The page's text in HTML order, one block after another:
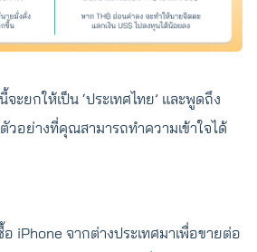
ะยกให้เป็น ‘ประเทศไทย’ และพูดถึง
ตัวอย่างที่คุณสามารถทำความเข้าใจได้
อ iPhone จากต่างประเทศมาเพื่อขายต่อ